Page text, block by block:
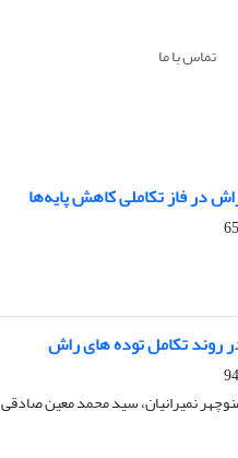
تماس با ما
در فاز تکاملی کاهش پایه‌ها
روند تکامل توده های راش
نمیرانیان، سید محمد معین صادقی